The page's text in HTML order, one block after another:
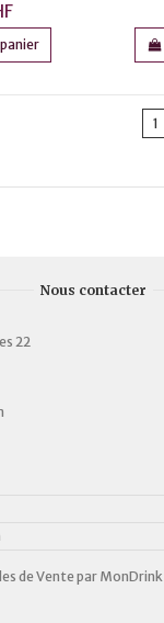
1
Nous contacter
22
de Vente par MonDrink